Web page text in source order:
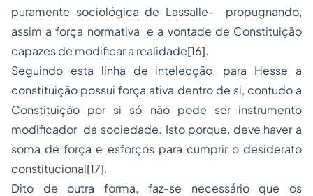
puramente sociológica de Lassalle- propugnando,
assim a força normativa e a vontade de Constituição
capazes de modificar a realidade[16].
Seguindo esta linha de intelecção, para Hesse a
constituição possui força ativa dentro de si, contudo a
Constituição por si só não pode ser instrumento
modificador da sociedade. Isto porque, deve haver a
soma de força e esforços para cumprir o desiderato
constitucional[17].
Dito de outra forma, faz-se necessário que os